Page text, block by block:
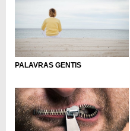
PALAVRAS GENTIS